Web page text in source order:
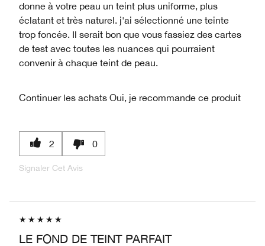
donne à votre peau un teint plus uniforme, plus
éclatant et très naturel. j'ai sélectionné une teinte
trop foncée. Il serait bon que vous fassiez des cartes
de test avec toutes les nuances qui pourraient
convenir à chaque teint de peau.
Continuer les achats Oui, je recommande ce produit
2 0
Signaler Cet Avis
LE FOND DE TEINT PARFAIT